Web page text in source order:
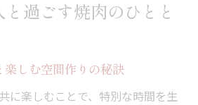
過ごす焼肉のひとと
しむ空間作りの秘訣
に楽しむことで、特別な時間を生